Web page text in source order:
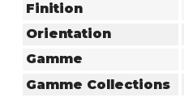
Finition
Orientation
Gamme
Gamme Collections